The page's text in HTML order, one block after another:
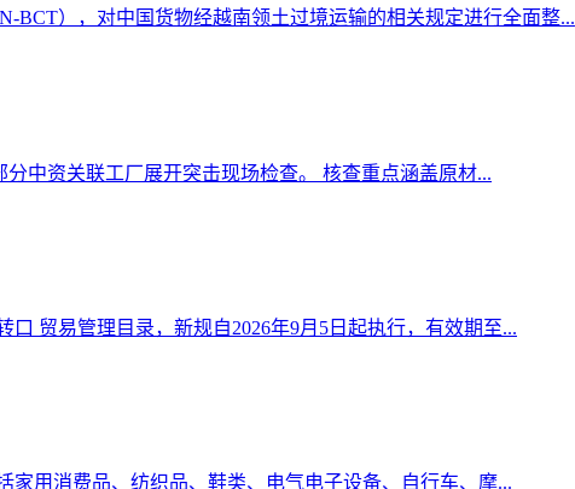
BCT），对中国货物经越南领土过境运输的相关规定进行全面整...
中资关联工厂展开突击现场检查。 核查重点涵盖原材...
贸易管理目录，新规自2026年9月5日起执行，有效期至...
家用消费品、纺织品、鞋类、电气电子设备、自行车、摩...